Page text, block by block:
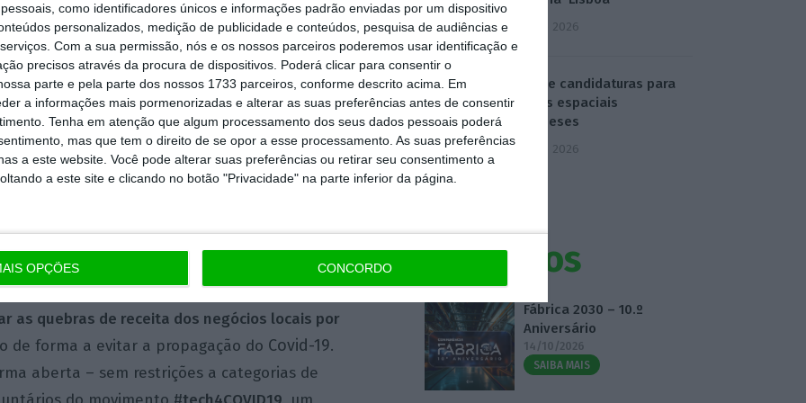
como identificadores únicos e informações padrão enviadas por um dispositivo
personalizados, medição de publicidade e conteúdos, pesquisa de audiências e
Com a sua permissão, nós e os nossos parceiros poderemos usar identificação e
precisos através da procura de dispositivos. Poderá clicar para consentir o
parte e pela parte dos nossos 1733 parceiros, conforme descrito acima. Em
a informações mais pormenorizadas e alterar as suas preferências antes de consentir
Tenha em atenção que algum processamento dos seus dados pessoais poderá
mas que tem o direito de se opor a esse processamento. As suas preferências
a este website. Você pode alterar suas preferências ou retirar seu consentimento a
a este site e clicando no botão "Privacidade" na parte inferior da página.
OPÇÕES CONCORDO
com impacto positivo”, explica
afirma: “Desde o primeiro momento que
na economia e na sociedade e com a
desenvolveu um conjunto de
negativas que advêm da Covid-19.
negócios locais e da economia
e apoiar as PME através da plataforma
as quebras de receita dos negócios locais por
de forma a evitar a propagação do Covid-19.
aberta – sem restrições a categorias de
5 Agosto 2026
ESA abre candidaturas para
projetos espaciais
portugueses
5 Agosto 2026
Eventos
Fábrica 2030 – 10.º
Aniversário
14/10/2026
SAIBA MAIS